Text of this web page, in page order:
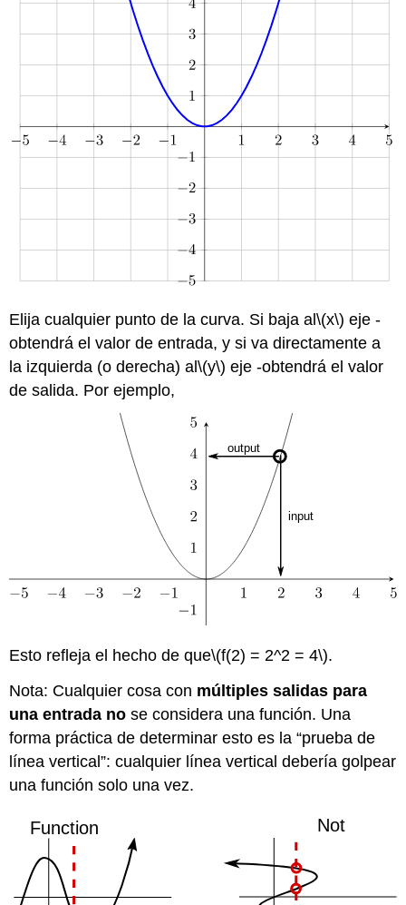
Elija cualquier punto de la curva. Si baja al\(x\) eje -
obtendrá el valor de entrada, y si va directamente a
la izquierda (o derecha) al\(y\) eje -obtendrá el valor
de salida. Por ejemplo,
Esto refleja el hecho de que\(f(2) = 2^2 = 4\).
Nota: Cualquier cosa con múltiples salidas para
una entrada no se considera una función. Una
forma práctica de determinar esto es la “prueba de
línea vertical”: cualquier línea vertical debería golpear
una función solo una vez.